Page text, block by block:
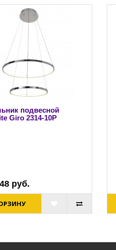
подвесной
Giro 2314-10P
руб.